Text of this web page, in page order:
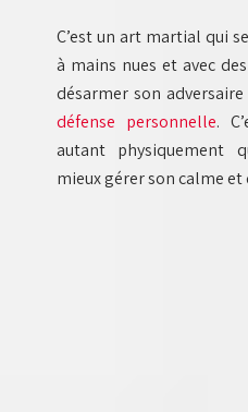
C’est un art martial qui
à mains nues et avec
désarmer son
défense personnelle.
autant physiquement
mieux gérer son calme